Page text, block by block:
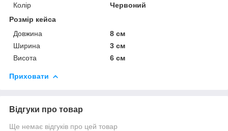
Колір
Червоний
Розмір кейса
Довжина
8 см
Ширина
3 см
Висота
6 см
Приховати
Відгуки про товар
Ще немає відгуків про цей товар